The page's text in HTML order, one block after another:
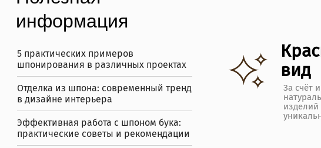
вид
За счёт
информация
5 практических примеров
шпонирования в различных проектах
Отделка из шпона: современный тренд
в дизайне интерьера
Эффективная работа с шпоном бука:
практические советы и рекомендации